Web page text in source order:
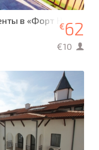
в «Форт Нокс
€62
€10